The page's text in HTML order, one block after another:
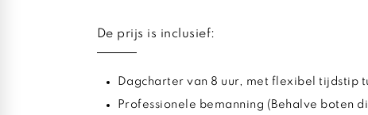
De prijs is inclusief:
Dagcharter van 8 uur, met flexibel tijdstip
Professionele bemanning (Behalve boten